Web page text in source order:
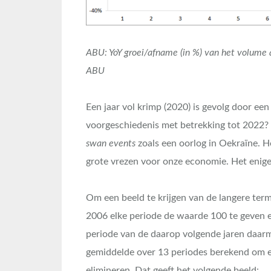
ABU: YoY groei/afname (in %) van het
ABU
Een jaar vol krimp (2020) is gevolg door
voorgeschiedenis met betrekking tot
swan events zoals een oorlog in Oekraïne.
grote vrezen voor onze economie. Het
Om een beeld te krijgen van de langere
2006 elke periode de waarde 100 te geven
periode van de daarop volgende jaren
gemiddelde over 13 periodes berekend om